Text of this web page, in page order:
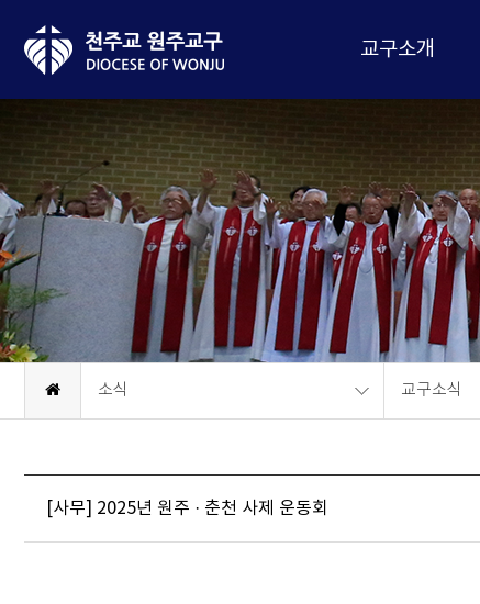
교구소개
소식 교구소식
[사무] 2025년 원주 · 춘천 사제 운동회